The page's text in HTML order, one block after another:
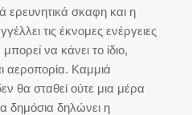
ερευνητικά σκαφη και η
τις έκνομες ενέργειες
να κάνει το ίδιο,
αεροπορία. Καμμιά
θα σταθεί ούτε μια μέρα
δημόσια δηλώνει η